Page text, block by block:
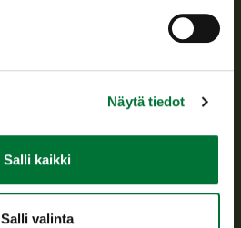
Näytä tiedot
Salli kaikki
Salli valinta